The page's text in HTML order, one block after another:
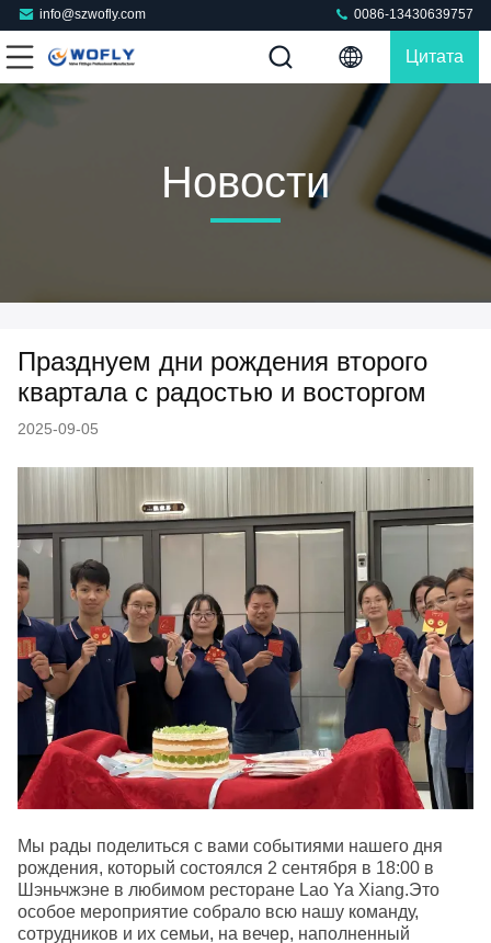
info@szwofly.com 0086-13430639757
Цитата
Новости
Празднуем дни рождения второго
квартала с радостью и восторгом
2025-09-05
Мы рады поделиться с вами событиями нашего дня
рождения, который состоялся 2 сентября в 18:00 в
Шэньчжэне в любимом ресторане Lao Ya Xiang.Это
особое мероприятие собрало всю нашу команду,
сотрудников и их семьи, на вечер, наполненный